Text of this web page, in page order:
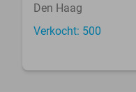
Den Haag
Verkocht: 500